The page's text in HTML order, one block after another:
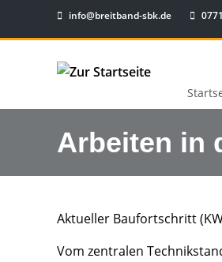
info@breitband-sbk.de
Arbeiten in
Aktueller Baufortschritt
Vom zentralen